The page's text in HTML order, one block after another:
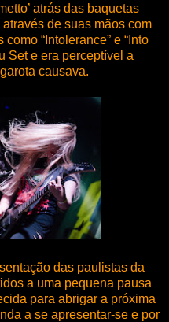
atrás das baquetas
de suas mãos com
“Intolerance” e “Into
Set e era perceptível a
causava.
das paulistas da
a uma pequena pausa
para abrigar a próxima
a se apresentar-se e por